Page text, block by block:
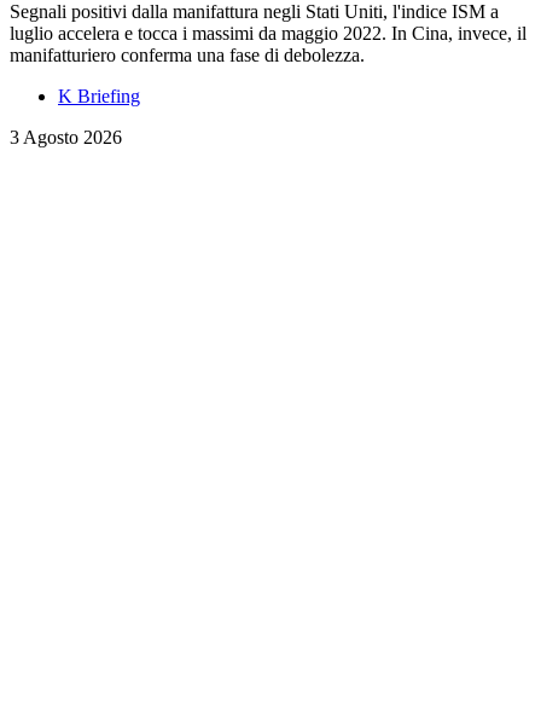
Segnali positivi dalla manifattura negli Stati Uniti, l'indice ISM a
luglio accelera e tocca i massimi da maggio 2022. In Cina, invece, il
manifatturiero conferma una fase di debolezza.
K Briefing
3 Agosto 2026